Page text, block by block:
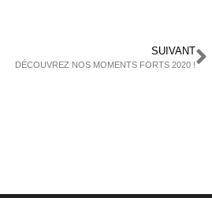
SUIVANT
DÉCOUVREZ NOS MOMENTS FORTS 2020 !